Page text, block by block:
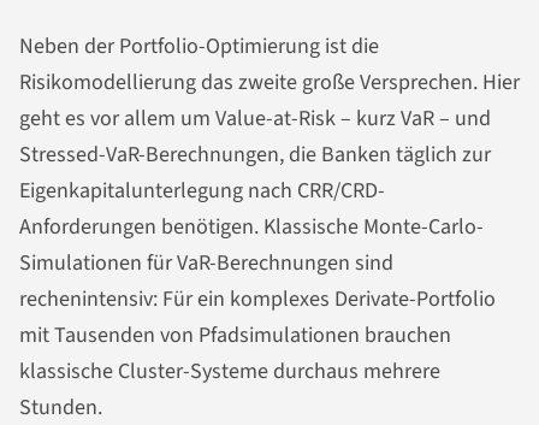
Neben der Portfolio-Optimierung ist die
Risikomodellierung das zweite große Versprechen. Hier
geht es vor allem um Value-at-Risk – kurz VaR – und
Stressed-VaR-Berechnungen, die Banken täglich zur
Eigenkapitalunterlegung nach CRR/CRD-
Anforderungen benötigen. Klassische Monte-Carlo-
Simulationen für VaR-Berechnungen sind
rechenintensiv: Für ein komplexes Derivate-Portfolio
mit Tausenden von Pfadsimulationen brauchen
klassische Cluster-Systeme durchaus mehrere
Stunden.